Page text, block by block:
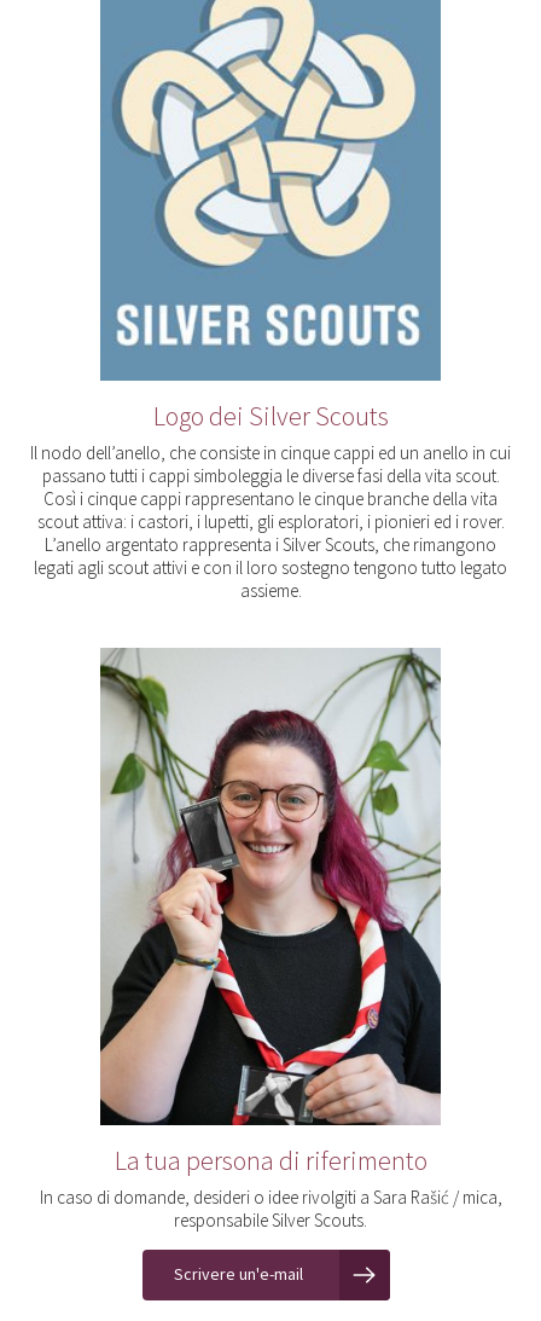
Logo dei Silver Scouts
Il nodo dell’anello, che consiste in cinque cappi ed un anello in cui
passano tutti i cappi simboleggia le diverse fasi della vita scout.
Così i cinque cappi rappresentano le cinque branche della vita
scout attiva: i castori, i lupetti, gli esploratori, i pionieri ed i rover.
L’anello argentato rappresenta i Silver Scouts, che rimangono
legati agli scout attivi e con il loro sostegno tengono tutto legato
assieme.
La tua persona di riferimento
In caso di domande, desideri o idee rivolgiti a Sara Rašić / mica,
responsabile Silver Scouts.
Scrivere un'e-mail